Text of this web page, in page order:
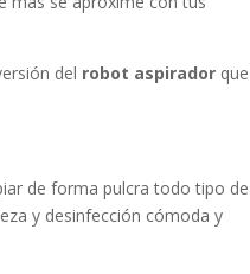
del robot aspirador que
de forma pulcra todo tipo de
y desinfección cómoda y